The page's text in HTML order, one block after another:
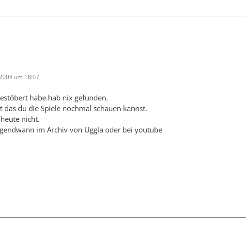
um 18:07
habe.hab nix gefunden.
das du die Spiele nochmal schauen kannst.
nicht.
im Archiv von Uggla oder bei youtube